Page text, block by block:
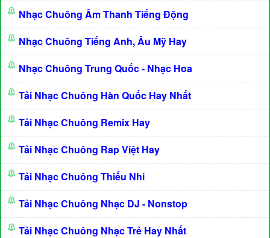
Nhạc Chuông Âm Thanh Tiếng Động
Nhạc Chuông Tiếng Anh, Âu Mỹ Hay
Nhạc Chuông Trung Quốc - Nhạc Hoa
Tải Nhạc Chuông Hàn Quốc Hay Nhất
Tải Nhạc Chuông Remix Hay
Tải Nhạc Chuông Rap Việt Hay
Tải Nhạc Chuông Thiếu Nhi
Tải Nhạc Chuông Nhạc DJ - Nonstop
Tải Nhạc Chuông Nhạc Trẻ Hay Nhất